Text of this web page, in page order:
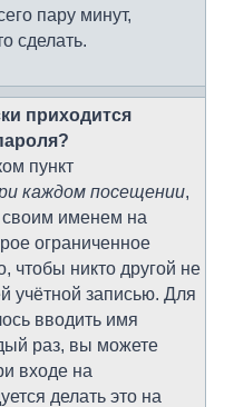
пару минут,
сделать.
приходится
пункт
каждом посещении,
своим именем на
ограниченное
чтобы никто другой не
учётной записью. Для
вводить имя
раз, вы можете
входе на
делать это на